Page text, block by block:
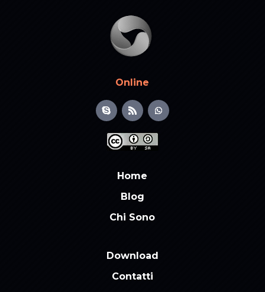
Online
Home
Blog
Chi Sono
Download
Contatti